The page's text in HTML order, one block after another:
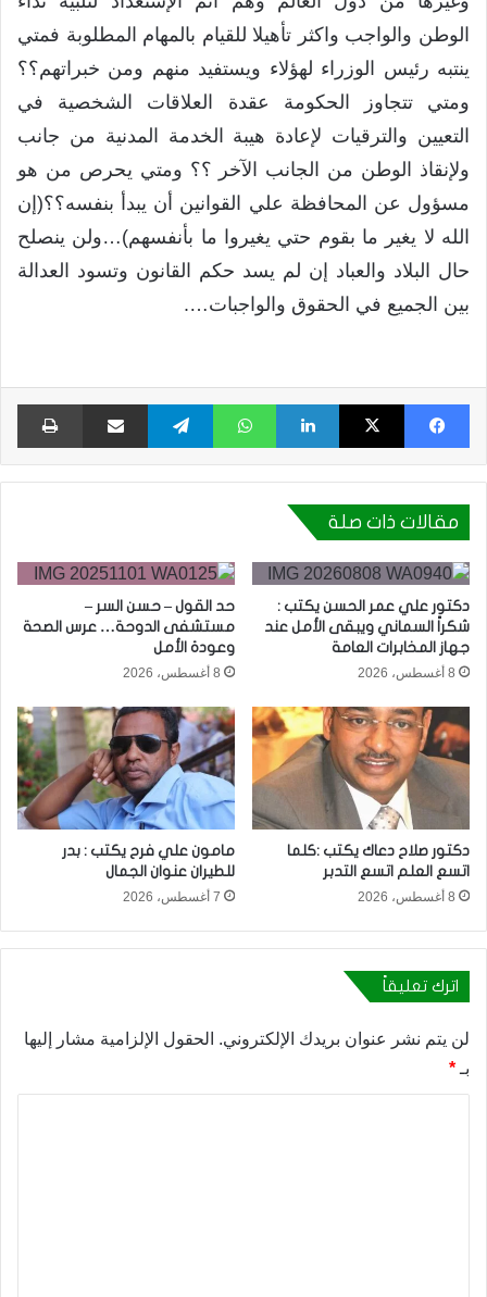
الوطن والواجب واكثر تأهيلا للقيام بالمهام المطلوبة فمتي
ينتبه رئيس الوزراء لهؤلاء ويستفيد منهم ومن خبراتهم؟؟
ومتي تتجاوز الحكومة عقدة العلاقات الشخصية في
التعيين والترقيات لإعادة هيبة الخدمة المدنية من جانب
ولإنقاذ الوطن من الجانب الآخر ؟؟ ومتي يحرص من هو
مسؤول عن المحافظة علي القوانين أن يبدأ بنفسه؟؟(إن
الله لا يغير ما بقوم حتي يغيروا ما بأنفسهم)…ولن ينصلح
حال البلاد والعباد إن لم يسد حكم القانون وتسود العدالة
بين الجميع في الحقوق والواجبات….
فيسبوك X لينكدإن واتساب تيلقرام مشاركة عبر البريد
مقالات ذات صلة
دكتور علي عمر الحسن يكتب :
شكراً السماني ويبقى الأمل عند
جهاز المخابرات العامة
8 أغسطس، 2026
حد القول – حسن السر –
مستشفى الدوحة… عرس الصحة
وعودة الأمل
8 أغسطس، 2026
دكتور صلاح دعاك يكتب :كلما
اتسع العلم اتسع التدبر
8 أغسطس، 2026
مامون علي فرح يكتب : بدر
للطيران عنوان الجمال
7 أغسطس، 2026
اترك تعليقاً
لن يتم نشر عنوان بريدك الإلكتروني. الحقول الإلزامية مشار إليها
بـ *